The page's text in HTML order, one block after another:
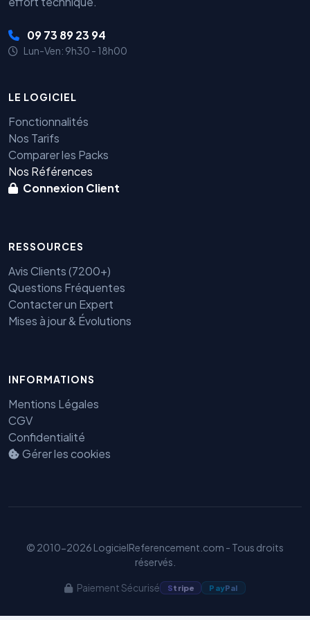
09 73 89 23 94
Lun-Ven: 9h30 - 18h00
LE LOGICIEL
Fonctionnalités
Nos Tarifs
Comparer les Packs
Nos Références
Connexion Client
RESSOURCES
Avis Clients (7200+)
Questions Fréquentes
Contacter un Expert
Mises à jour & Évolutions
INFORMATIONS
Mentions Légales
CGV
Confidentialité
Gérer les cookies
© 2010-2026 LogicielReferencement.com - Tous droits
réservés.
Paiement Sécurisé Stripe PayPal